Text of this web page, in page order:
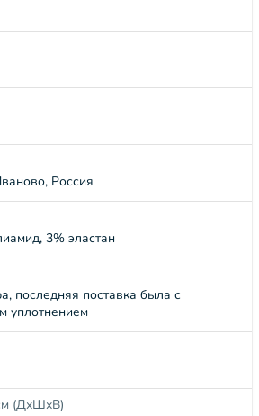
Россия
3% эластан
последняя поставка была с
уплотнением
(ДхШхВ)